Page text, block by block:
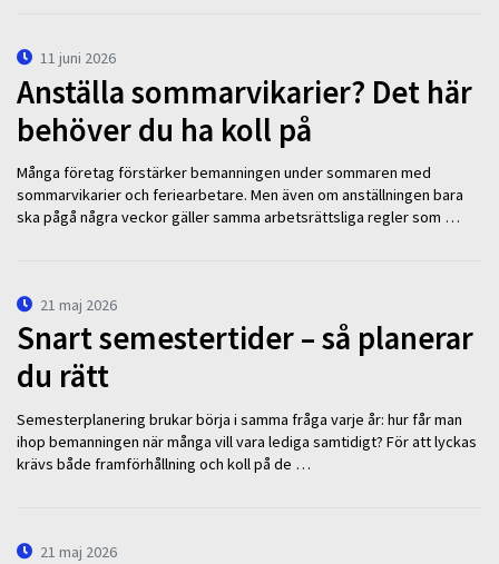
11 juni 2026
Anställa sommarvikarier? Det här
behöver du ha koll på
Många företag förstärker bemanningen under sommaren med
sommarvikarier och feriearbetare. Men även om anställningen bara
ska pågå några veckor gäller samma arbetsrättsliga regler som …
21 maj 2026
Snart semestertider – så planerar
du rätt
Semesterplanering brukar börja i samma fråga varje år: hur får man
ihop bemanningen när många vill vara lediga samtidigt? För att lyckas
krävs både framförhållning och koll på de …
21 maj 2026